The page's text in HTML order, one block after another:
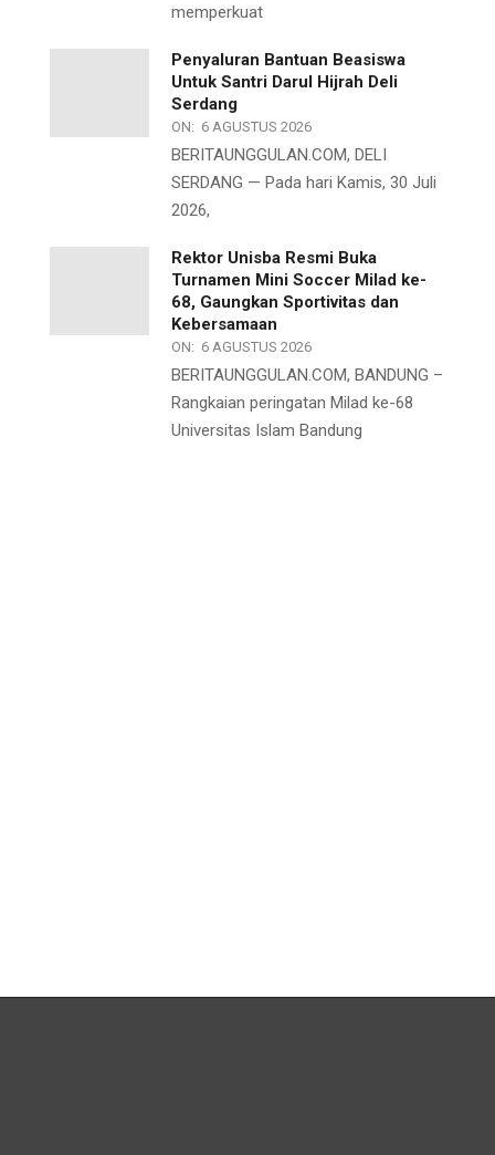
memperkuat
Penyaluran Bantuan Beasiswa
Untuk Santri Darul Hijrah Deli
Serdang
ON: 6 AGUSTUS 2026
BERITAUNGGULAN.COM, DELI
SERDANG — Pada hari Kamis, 30 Juli
2026,
Rektor Unisba Resmi Buka
Turnamen Mini Soccer Milad ke-
68, Gaungkan Sportivitas dan
Kebersamaan
ON: 6 AGUSTUS 2026
BERITAUNGGULAN.COM, BANDUNG –
Rangkaian peringatan Milad ke-68
Universitas Islam Bandung